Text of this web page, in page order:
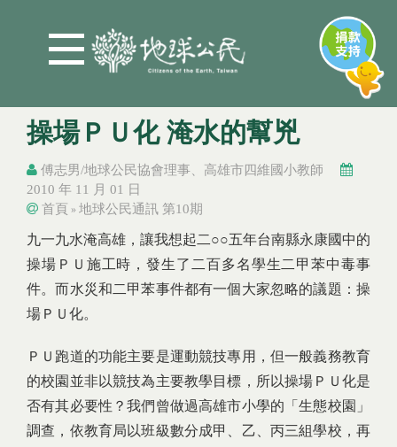
操場ＰＵ化 淹水的幫兇
傅志男/地球公民協會理事、高雄市四維國小教師
2010 年 11 月 01 日
您在這裡
首頁 » 地球公民通訊 第10期
您在這裡
九一九水淹高雄，讓我想起二○○五年台南縣永康國中的
操場ＰＵ施工時，發生了二百多名學生二甲苯中毒事
件。而水災和二甲苯事件都有一個大家忽略的議題：操
場ＰＵ化。
ＰＵ跑道的功能主要是運動競技專用，但一般義務教育
的校園並非以競技為主要教學目標，所以操場ＰＵ化是
否有其必要性？我們曾做過高雄市小學的「生態校園」
調查，依教育局以班級數分成甲、乙、丙三組學校，再